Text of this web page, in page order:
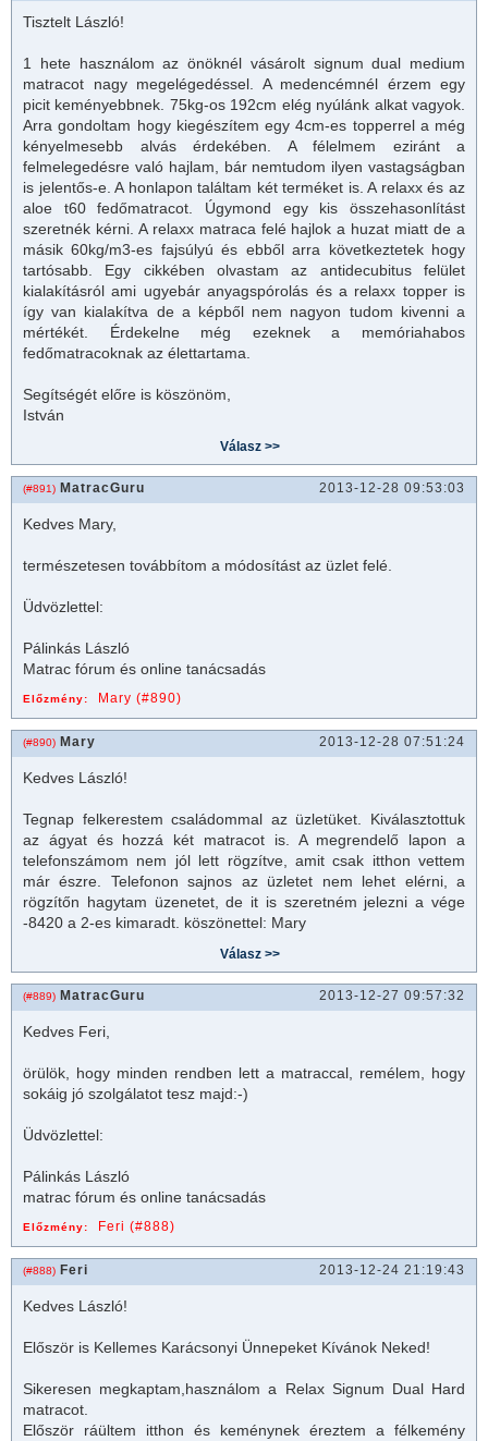
Tisztelt László!
1 hete használom az önöknél vásárolt signum dual medium
matracot nagy megelégedéssel. A medencémnél érzem egy
picit keményebbnek. 75kg-os 192cm elég nyúlánk alkat vagyok.
Arra gondoltam hogy kiegészítem egy 4cm-es topperrel a még
kényelmesebb alvás érdekében. A félelmem eziránt a
felmelegedésre való hajlam, bár nemtudom ilyen vastagságban
is jelentős-e. A honlapon találtam két terméket is. A relaxx és az
aloe t60 fedőmatracot. Úgymond egy kis összehasonlítást
szeretnék kérni. A relaxx matraca felé hajlok a huzat miatt de a
másik 60kg/m3-es fajsúlyú és ebből arra következtetek hogy
tartósabb. Egy cikkében olvastam az antidecubitus felület
kialakításról ami ugyebár anyagspórolás és a relaxx topper is
így van kialakítva de a képből nem nagyon tudom kivenni a
mértékét. Érdekelne még ezeknek a memóriahabos
fedőmatracoknak az élettartama.
Segítségét előre is köszönöm,
István
(#891) MatracGuru 2013-12-28 09:53:03
Kedves Mary,
természetesen továbbítom a módosítást az üzlet felé.
Üdvözlettel:
Pálinkás László
Matrac fórum és online tanácsadás
Előzmény: Mary (#890)
(#890) Mary 2013-12-28 07:51:24
Kedves László!
Tegnap felkerestem családommal az üzletüket. Kiválasztottuk
az ágyat és hozzá két matracot is. A megrendelő lapon a
telefonszámom nem jól lett rögzítve, amit csak itthon vettem
már észre. Telefonon sajnos az üzletet nem lehet elérni, a
rögzítőn hagytam üzenetet, de it is szeretném jelezni a vége
-8420 a 2-es kimaradt. köszönettel: Mary
(#889) MatracGuru 2013-12-27 09:57:32
Kedves Feri,
örülök, hogy minden rendben lett a matraccal, remélem, hogy
sokáig jó szolgálatot tesz majd:-)
Üdvözlettel:
Pálinkás László
matrac fórum és online tanácsadás
Előzmény: Feri (#888)
(#888) Feri 2013-12-24 21:19:43
Kedves László!
Először is Kellemes Karácsonyi Ünnepeket Kívánok Neked!
Sikeresen megkaptam,használom a Relax Signum Dual Hard
matracot.
Először ráültem itthon és keménynek éreztem a félkemény